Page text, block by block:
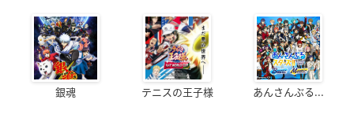
銀魂 テニスの王子様 あんさんぶる...